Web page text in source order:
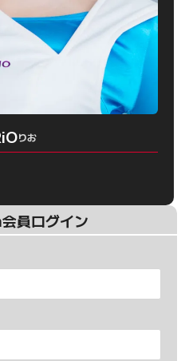
りお
員ログイン